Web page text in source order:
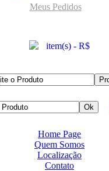
Meus Pedidos
item(s) - R$
Home Page
Quem Somos
Localização
Contato